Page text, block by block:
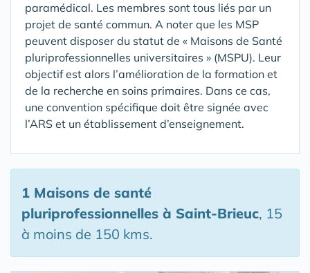
paramédical. Les membres sont tous liés par un
projet de santé commun. A noter que les MSP
peuvent disposer du statut de « Maisons de Santé
pluriprofessionnelles universitaires » (MSPU). Leur
objectif est alors l’amélioration de la formation et
de la recherche en soins primaires. Dans ce cas,
une convention spécifique doit être signée avec
l’ARS et un établissement d’enseignement.
1 Maisons de santé
pluriprofessionnelles à Saint-Brieuc, 15
à moins de 150 kms.